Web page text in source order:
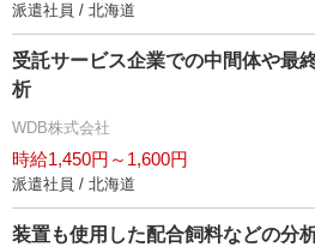
派遣社員 / 北海道
受託サービス企業での中間体や最
析
WDB株式会社
時給1,450円～1,600円
派遣社員 / 北海道
装置も使用した配合飼料などの分